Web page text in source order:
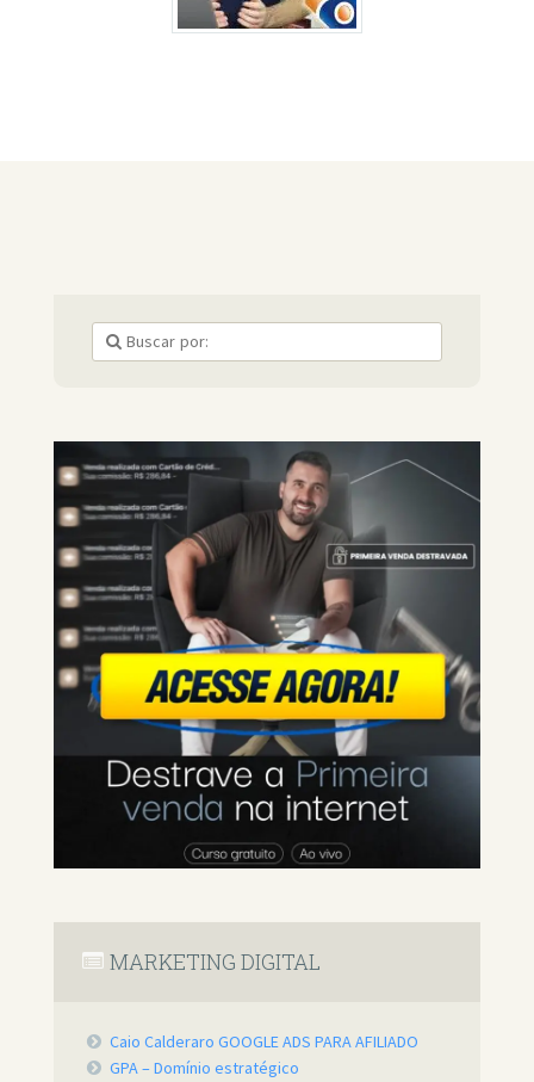
MARKETING DIGITAL
Caio Calderaro GOOGLE ADS PARA AFILIADO
GPA – Domínio estratégico